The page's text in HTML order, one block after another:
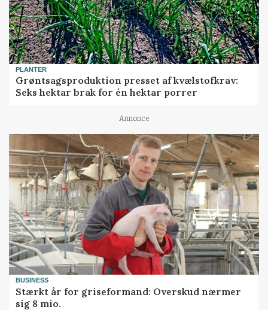
PLANTER
Grøntsagsproduktion presset af kvælstofkrav:
Seks hektar brak for én hektar porrer
Annonce
BUSINESS
Stærkt år for griseformand: Overskud nærmer
sig 8 mio.